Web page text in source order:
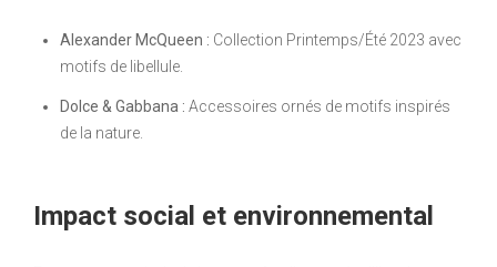
Alexander McQueen : Collection Printemps/Été 2023 avec
motifs de libellule.
Dolce & Gabbana : Accessoires ornés de motifs inspirés
de la nature.
Impact social et environnemental